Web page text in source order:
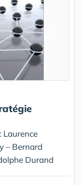
Laurence
– Bernard
Durand